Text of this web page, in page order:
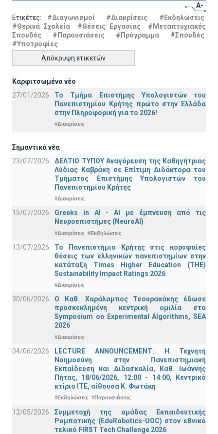
A-
Ετικέτες: #Διαγωνισμοί #Διακρίσεις
#Εκδηλώσεις
#Θερινά Σχολεία
#Θέσεις Εργασίας
#Μεταπτυχιακές
Σπουδές
#Παρουσιάσεις #Πρόγραμμα
#Σπουδές
#Υποτροφίες
Απόκρυψη ετικετών
Καρφιτσωμένο νέο
27/01/2026
Το Τμήμα Επιστήμης Υπολογιστών του
Πανεπιστημίου Κρήτης πρώτο στην Ελλάδα
στην Πληροφορική για το 2026!
#Διακρίσεις
Σημαντικά νέα
23/07/2026
ΔΕΛΤΙΟ ΤΥΠΟΥ Αναγόρευση της Καθηγήτριας
Λύδιας Καβράκη σε Επίτιμη Διδάκτορα του
Τμήματος Επιστήμης Υπολογιστών του
Πανεπιστημίου Κρήτης
#Διακρίσεις
15/07/2026
Greeks in AI - ΑΙ με έμπνευση από τις
Νευροεπιστήμες (NeuroAI)
#Διακρίσεις #Εκδηλώσεις
13/07/2026
Το Πανεπιστήμιο Κρήτης στις κορυφαίες
θέσεις των ελληνικών πανεπιστημίων στην
κατάταξη Times Higher Education (ΤΗΕ)
Sustainability Impact Ratings 2026
#Διακρίσεις
30/06/2026
Ο Καθ. Χαράλαμπος Τσουρακάκης έδωσε
προσκεκλημένη κεντρική ομιλία στο
Symposium on Experimental Algorithms, SEA
2026
#Διακρίσεις
04/06/2026
LECTURE ANNOUNCEMENT: Η Τεχνητή
Νοημοσύνη στην Πανεπιστημιακή
Εκπαίδευση και Διδασκαλία, Καθ. Ιωάννης
Πήτας, 18/06/2026, 12:00 - 14:00, Κεντρικό
κτίριο ΙΤΕ, αίθουσα Κ. Φωτάκη
#Εκδηλώσεις #Παρουσιάσεις
12/05/2026
Συμμετοχή της ομάδας Εκπαιδευτικής
Ρομποτικής (EduRobotics-UOC) στον εθνικό
τελικό FIRST Tech Challenge 2026